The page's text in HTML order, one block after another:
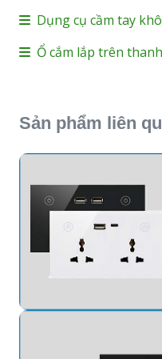
Dụng cụ cầm tay
Ổ cắm lắp trên
Sản phẩm liên